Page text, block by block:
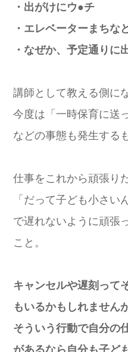
・出がけにウ●チ
・エレベーターまちな
・なぜか、予定通りに
講師として教える側に
今度は「一時保育に送
などの事態も発生する
仕事をこれから頑張り
「だって子ども小さい
で遅れないように頑張
こと。
キャンセルや遅刻って
もいるかもしれませんが
そういう行動で自分の
があるなら自分も子ど